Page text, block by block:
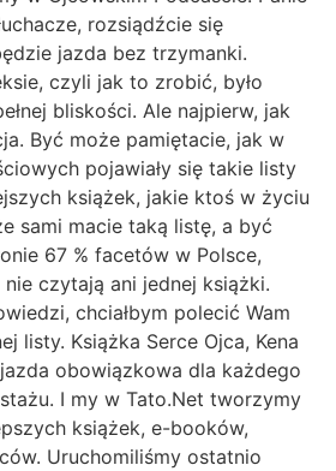
rozsiądźcie się
jazda bez trzymanki.
czyli jak to zrobić, było
bliskości. Ale najpierw, jak
Być może pamiętacie, jak w
pojawiały się takie listy
książek, jakie ktoś w życiu
sami macie taką listę, a być
67 % facetów w Polsce,
czytają ani jednej książki.
chciałbym polecić Wam
listy. Książka Serce Ojca, Kena
obowiązkowa dla każdego
I my w Tato.Net tworzymy
książek, e-booków,
Uruchomiliśmy ostatnio